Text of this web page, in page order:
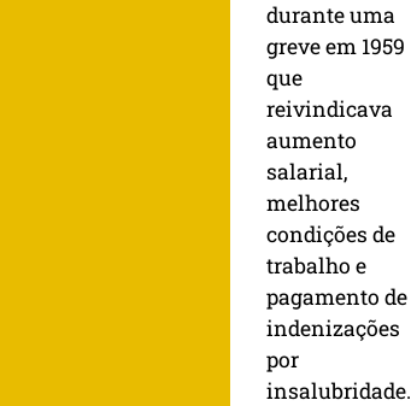
durante uma
greve em 1959
que
reivindicava
aumento
salarial,
melhores
condições de
trabalho e
pagamento de
indenizações
por
insalubridade.